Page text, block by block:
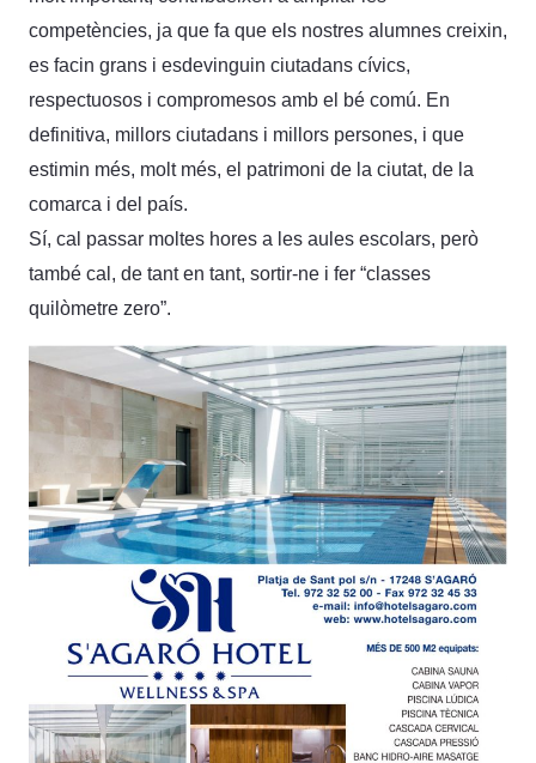
competències, ja que fa que els nostres alumnes creixin,
es facin grans i esdevinguin ciutadans cívics,
respectuosos i compromesos amb el bé comú. En
definitiva, millors ciutadans i millors persones, i que
estimin més, molt més, el patrimoni de la ciutat, de la
comarca i del país.
Sí, cal passar moltes hores a les aules escolars, però
també cal, de tant en tant, sortir-ne i fer “classes
quilòmetre zero”.